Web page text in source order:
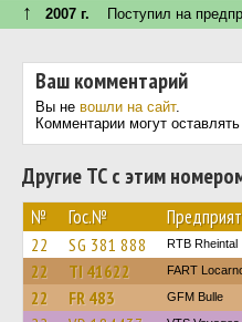
↑ 2007 г. Поступил на
Ваш комментарий
Вы не вошли на сайт.
Комментарии могут
Другие ТС с этим
№ Гос.№
22 SG 381 888 RTB Rheintal
22 TI 41622 FART
22 FR 483 GFM Bulle